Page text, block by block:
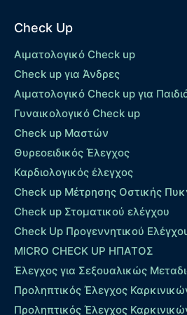
Check Up
Αιματολογικό Check up
Check up για Άνδρες
Αιματολογικό Check up για
Γυναικολογικό Check up
Check up Μαστών
Θυρεοειδικός Έλεγχος
Καρδιολογικός έλεγχος
Check up Mέτρησης Οστικής
Check up Στοματικού ελέγχου
Check Up Προγεννητικού
MICRO CHECK UP HΠΑΤΟΣ
Έλεγχος για Σεξουαλικώς
Προληπτικός Έλεγχος
Προληπτικός Έλεγχος